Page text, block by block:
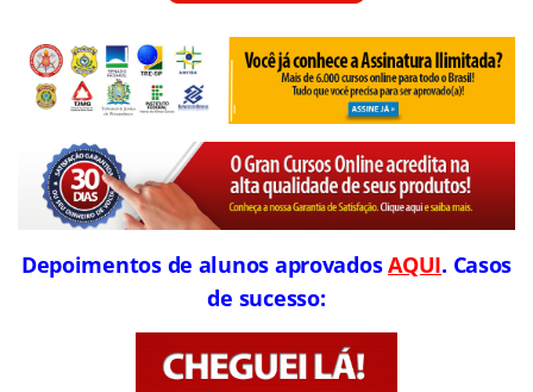
Depoimentos de alunos aprovadosAQUI. Casos
de sucesso: